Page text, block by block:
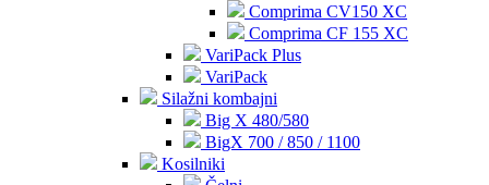
Comprima CV150 XC
Comprima CF 155 XC
VariPack Plus
VariPack
Silažni kombajni
Big X 480/580
BigX 700 / 850 / 1100
Kosilniki